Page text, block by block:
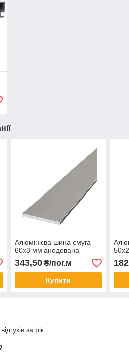
Алюмінієва шина смуга
60х3 мм анодована
343,50₴/пог.м
Купити
182
за рік